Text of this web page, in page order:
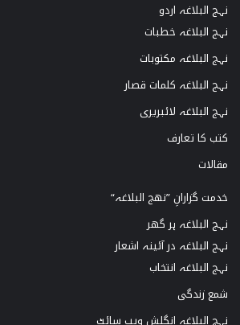
نہج البلاغہ اردو
نہج البلاغہ خطبات
نہج البلاغہ مکتوبات
نہج البلاغہ کلمات قصار
نہج البلاغہ لائبریری
کتب کا تعارف
مقالات
خدمت گزارانِ ”نھج البلاغہ“
نہج البلاغہ ہر گھر
نہج البلاغہ در آئینہ اشعار
نہج البلاغہ انتخاب
شمع زندگی
نہج البلاغہ انگلش ویب سائٹ